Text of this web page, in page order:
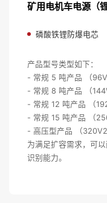
矿用电机车电源（
磷酸铁锂防爆电芯
产品型号类型如下：
- 常规 5 吨产品 （
- 常规 8 吨产品 （
- 常规 12 吨产品 （
- 常规 15 吨产品 （
- 高压型产品 （
为满足扩容需求，可
识别能力。